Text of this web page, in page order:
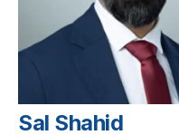
Sal Shahid